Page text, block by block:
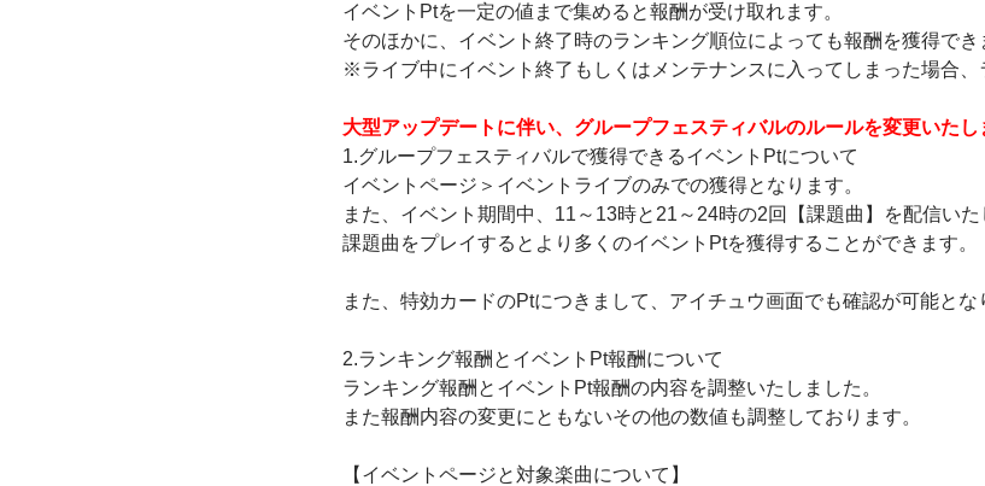
イベントPtを一定の値まで集めると報酬が受け取れます。
そのほかに、イベント終了時のランキング順位によっても報酬を獲得でき
※ライブ中にイベント終了もしくはメンテナンスに入ってしまった場合、
大型アップデートに伴い、グループフェスティバルのルールを変更いたし
1.グループフェスティバルで獲得できるイベントPtについて
イベントページ＞イベントライブのみでの獲得となります。
また、イベント期間中、11～13時と21～24時の2回【課題曲】を配信いた
課題曲をプレイするとより多くのイベントPtを獲得することができます。
また、特効カードのPtにつきまして、アイチュウ画面でも確認が可能とな
2.ランキング報酬とイベントPt報酬について
ランキング報酬とイベントPt報酬の内容を調整いたしました。
また報酬内容の変更にともないその他の数値も調整しております。
【イベントページと対象楽曲について】